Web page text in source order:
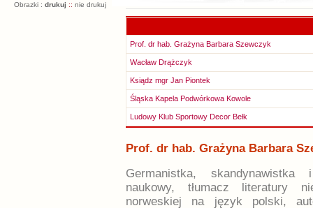
Obrazki : drukuj :: nie drukuj
Prof. dr hab. Grażyna Barbara Szewczyk
Wacław Drążczyk
Ksiądz mgr Jan Piontek
Śląska Kapela Podwórkowa Kowole
Ludowy Klub Sportowy Decor Bełk
Prof. dr hab. Grażyna Barbara
Germanistka,
naukowy, tłumacz literatury
norweskiej na język polski,